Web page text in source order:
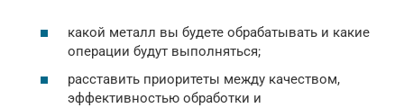
какой металл вы будете обрабатывать и какие
операции будут выполняться;
расставить приоритеты между качеством,
эффективностью обработки и